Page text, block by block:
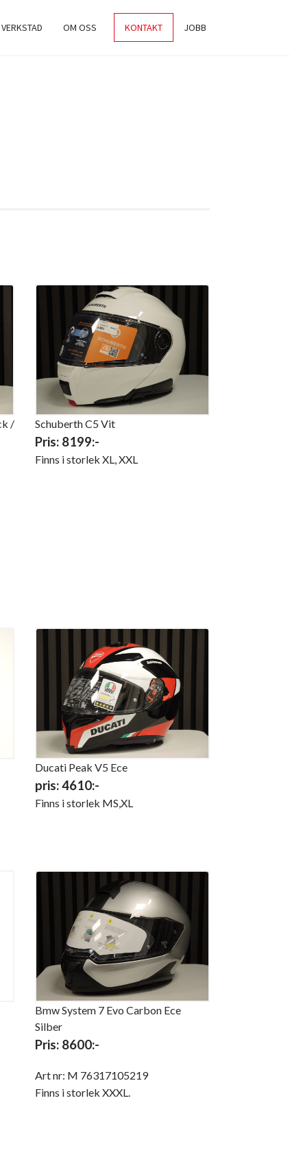
VERKSTAD OM OSS KONTAKT JOBB
/
Schuberth C5 Vit
Pris: 8199:-
Finns i storlek XL, XXL
Ducati Peak V5 Ece
pris: 4610:-
Finns i storlek MS,XL
Bmw System 7 Evo Carbon Ece
Silber
Pris: 8600:-
Art nr: M 76317105219
Finns i storlek XXXL.